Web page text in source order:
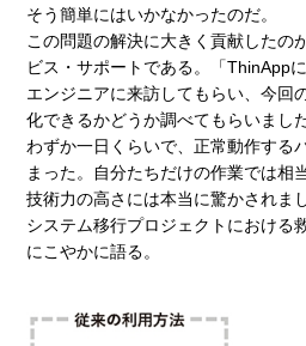
そう簡単にはいかなかったのだ。
この問題の解決に大きく貢献したの
ビス・サポートである。「ThinApp
エンジニアに来訪してもらい、今回
化できるかどうか調べてもらいまし
わずか一日くらいで、正常動作する
まった。自分たちだけの作業では相
技術力の高さには本当に驚かされま
システム移行プロジェクトにおける
にこやかに語る。